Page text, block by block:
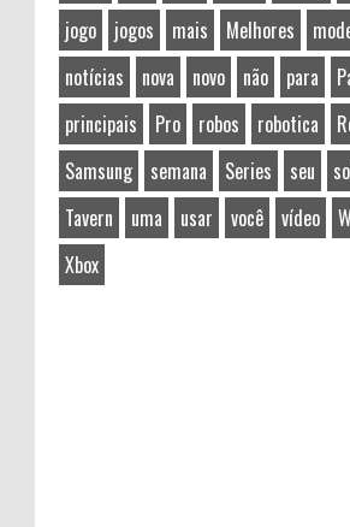
jogo
jogos mais Melhores
notícias
nova novo não para
principais
Pro robos robotica
Samsung
semana Series seu
Tavern
uma usar você vídeo
Xbox